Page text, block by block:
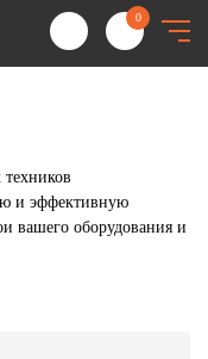
0
и эффективную
вашего оборудования и